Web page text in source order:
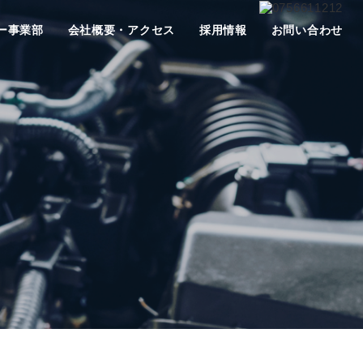
事業部 会社概要・アクセス 採用情報 お問い合わせ